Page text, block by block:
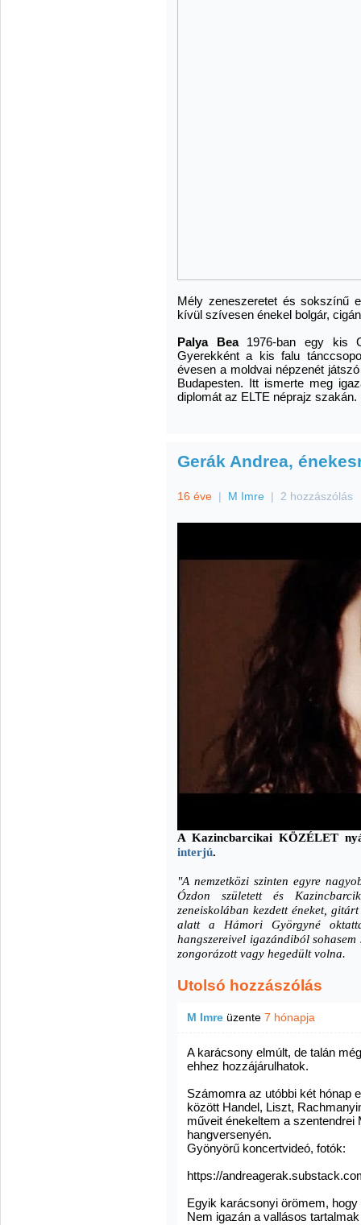
Mély zeneszeretet és sokszínű
kívül szívesen énekel bolgár,
Palya Bea1976-ban egy kis
Gyerekként a kis falu
évesen a moldvai népzenét
Budapesten. Itt ismerte meg
diplomát az ELTE néprajz szakán.
Gerák Andrea,
16 éve | M Imre | 2 hozzászólás
A Kazincbarcikai KÖZÉLET
interjú.
"A nemzetközi szinten egyre
Ózdon született és
zeneiskolában kezdett éneket,
alatt a Hámori Györgyné
hangszereivel igazándiból
zongorázott vagy hegedült volna.
Utolsó hozzászólás
M Imre üzente 7 hónapja
A karácsony elmúlt, de talán
ehhez hozzájárulhatok.
Számomra az utóbbi két hónap
között Handel, Liszt,
műveit énekeltem a
hangversenyén.
Gyönyörű koncertvideó, fotók:
https://
Egyik karácsonyi örömem,
Nem igazán a vallásos